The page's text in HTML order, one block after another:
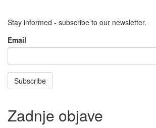
Stay informed - subscribe to our newsletter.
Email
Subscribe
Zadnje objave